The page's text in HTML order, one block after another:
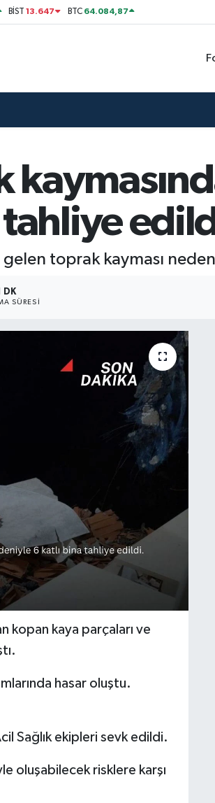
BİST13.647 BTC 64.084,87
tahliye
toprak kayması
1 DK
SÜRESI
kopan kaya parçaları ve
hasar oluştu.
Sağlık ekipleri sevk edildi.
oluşabilecek risklere karşı